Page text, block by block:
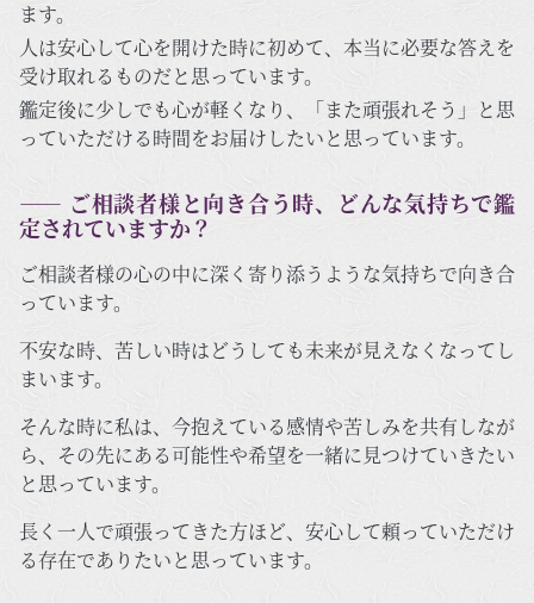
ます。
人は安心して心を開けた時に初めて、本当に必要な答えを
受け取れるものだと思っています。
鑑定後に少しでも心が軽くなり、「また頑張れそう」と思
っていただける時間をお届けしたいと思っています。
―― ご相談者様と向き合う時、どんな気持ちで鑑
定されていますか？
ご相談者様の心の中に深く寄り添うような気持ちで向き合
っています。
不安な時、苦しい時はどうしても未来が見えなくなってし
まいます。
そんな時に私は、今抱えている感情や苦しみを共有しなが
ら、その先にある可能性や希望を一緒に見つけていきたい
と思っています。
長く一人で頑張ってきた方ほど、安心して頼っていただけ
る存在でありたいと思っています。